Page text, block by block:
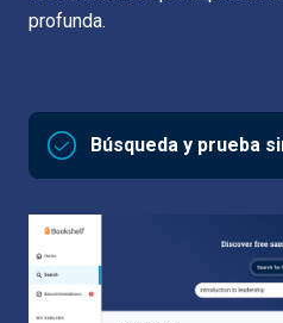
profunda.
Búsqueda y prueba